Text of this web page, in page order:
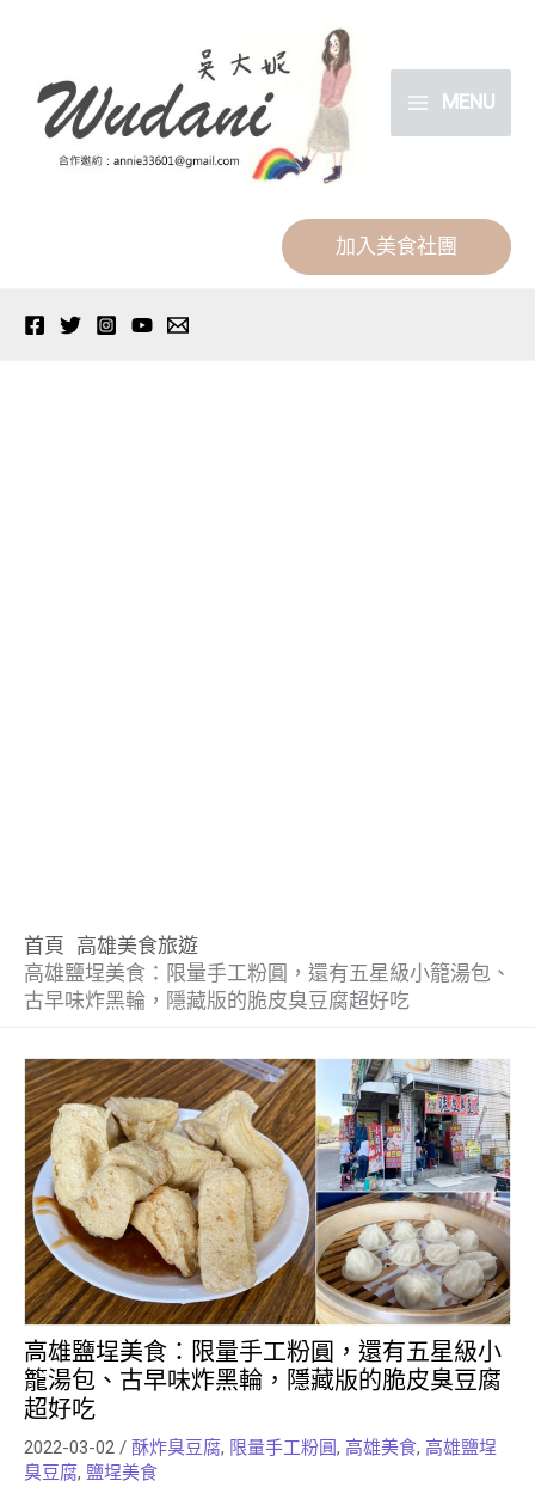
MENU
加入美食社團
首頁 高雄美食旅遊
高雄鹽埕美食：限量手工粉圓，還有五星級小籠湯包、
古早味炸黑輪，隱藏版的脆皮臭豆腐超好吃
高雄鹽埕美食：限量手工粉圓，還有五星級小
籠湯包、古早味炸黑輪，隱藏版的脆皮臭豆腐
超好吃
2022-03-02 / 酥炸臭豆腐, 限量手工粉圓, 高雄美食, 高雄鹽埕
臭豆腐, 鹽埕美食